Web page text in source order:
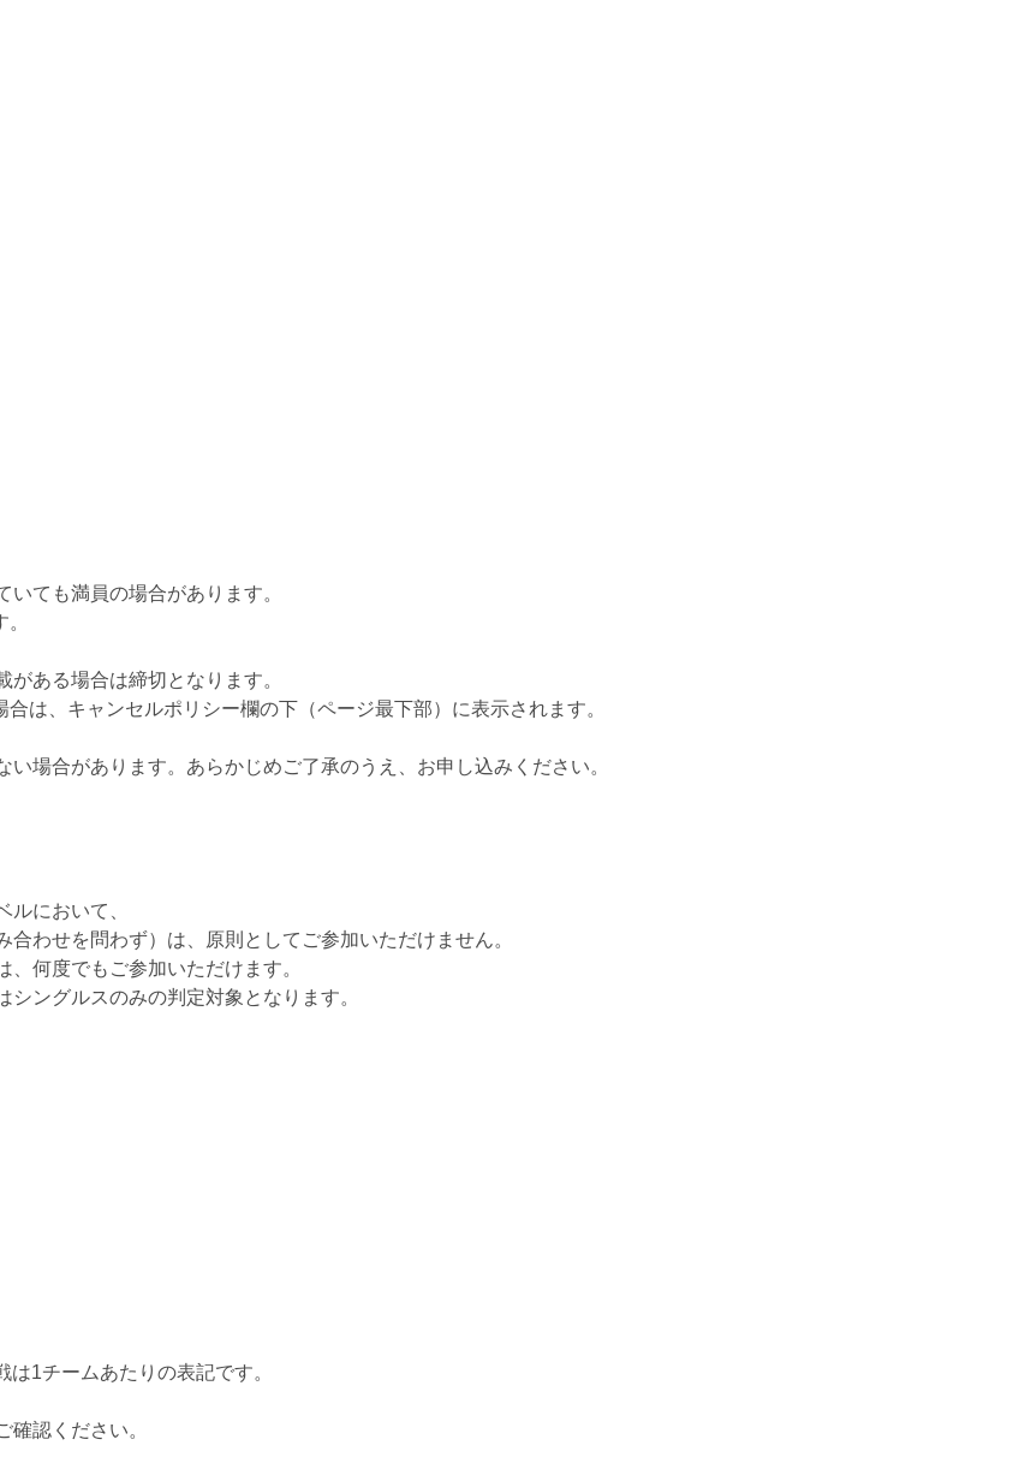
ても満員の場合があります。
ある場合は締切となります。
は、キャンセルポリシー欄の下（ページ最下部）に表示されます。
場合があります。あらかじめご了承のうえ、お申し込みください。
において、
わせを問わず）は、原則としてご参加いただけません。
何度でもご参加いただけます。
ングルスのみの判定対象となります。
1チームあたりの表記です。
確認ください。